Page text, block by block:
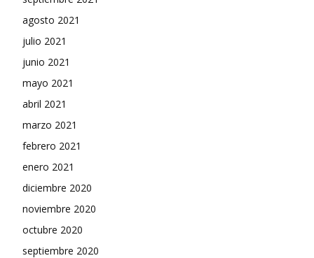
agosto 2021
julio 2021
junio 2021
mayo 2021
abril 2021
marzo 2021
febrero 2021
enero 2021
diciembre 2020
noviembre 2020
octubre 2020
septiembre 2020